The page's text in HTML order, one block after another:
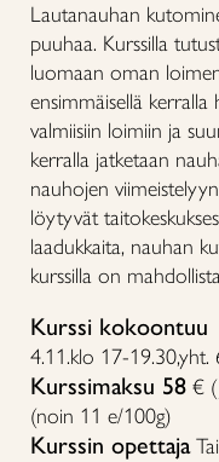
Lautanauhan
puuhaa. Kurssilla
luomaan oman
ensimmäisellä
valmiisiin loimiin ja
kerralla jatketaan
nauhojen
löytyvät
laadukkaita, nauhan
kurssilla on
Kurssi kokoontuu
4.11.klo 17-19.30,yht.
Kurssimaksu 58 €
(noin 11 e/100g)
Kurssin opettaja